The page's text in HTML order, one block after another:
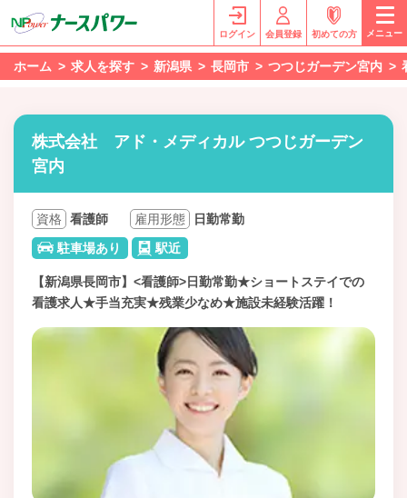
ログイン 会員登録 初めての方 メニュー
ホーム 求人を探す 新潟県 長岡市 つつじガーデン宮内
株式会社 アド・メディカル つつじガーデン
宮内
資格 看護師 雇用形態
日勤常勤
駐車場あり
駅近
【新潟県長岡市】<看護師>日勤常勤★ショートステイでの
看護求人★手当充実★残業少なめ★施設未経験活躍！